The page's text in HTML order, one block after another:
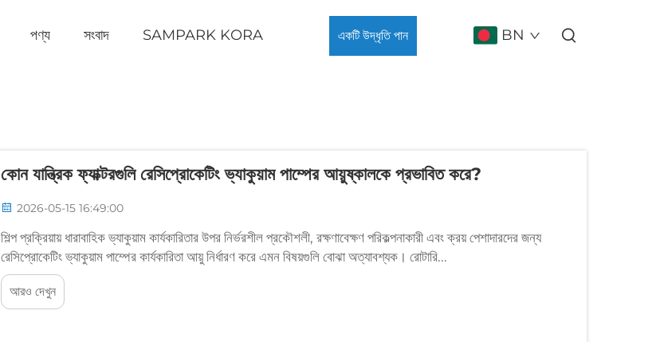
পণ্য সংবাদ SAMPARK KORA একটি উদ্ধৃতি পান BN
কোন যান্ত্রিক ফ্যাক্টরগুলি রেসিপ্রোকেটিং ভ্যাকুয়াম পাম্পের আয়ুষ্কালকে প্রভাবিত করে?
2026-05-15 16:49:00
শিল্প প্রক্রিয়ায় ধারাবাহিক ভ্যাকুয়াম কার্যকারিতার উপর নির্ভরশীল প্রকৌশলী, রক্ষণাবেক্ষণ পরিকল্পনাকারী এবং ক্রয় পেশাদারদের জন্য
রেসিপ্রোকেটিং ভ্যাকুয়াম পাম্পের কার্যকারিতা আয়ু নির্ধারণ করে এমন বিষয়গুলি বোঝা অত্যাবশ্যক। রোটারি...
আরও দেখুন